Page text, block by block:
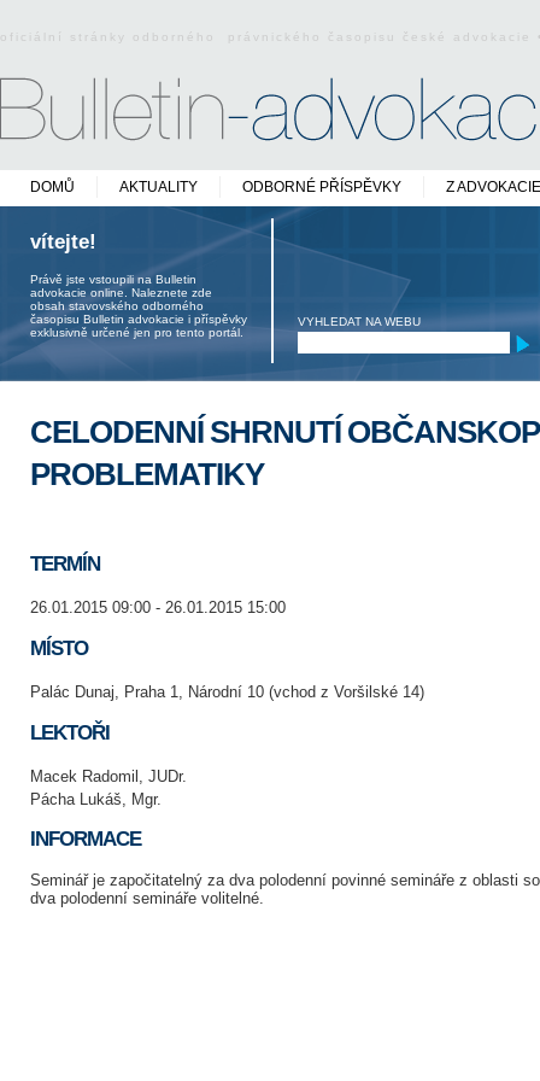
oficiální stránky odborného právnického časopisu české
DOMŮ AKTUALITY ODBORNÉ PŘÍSPĚVKY Z ADVOKACIE
vítejte!
Právě jste vstoupili na Bulletin
advokacie online. Naleznete zde
obsah stavovského odborného
časopisu Bulletin advokacie i příspěvky
exklusivně určené jen pro tento portál.
VYHLEDAT NA WEBU
CELODENNÍ SHRNUTÍ
PROBLEMATIKY
TERMÍN
26.01.2015 09:00 - 26.01.2015 15:00
MÍSTO
Palác Dunaj, Praha 1, Národní 10 (vchod z Voršilské 14)
LEKTOŘI
Macek Radomil, JUDr.
Pácha Lukáš, Mgr.
INFORMACE
Seminář je započitatelný za dva polodenní povinné semináře z oblasti
dva polodenní semináře volitelné.